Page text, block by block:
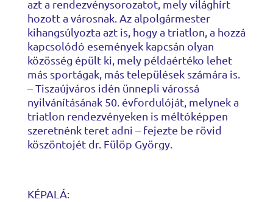
azt a rendezvénysorozatot, mely világhírt
hozott a városnak. Az alpolgármester
kihangsúlyozta azt is, hogy a triatlon, a hozzá
kapcsolódó események kapcsán olyan
közösség épült ki, mely példaértéko lehet
más sportágak, más települések számára is.
– Tiszaújváros idén ünnepli várossá
nyilvánításának 50. évfordulóját, melynek a
triatlon rendezvényeken is méltóképpen
szeretnénk teret adni – fejezte be rövid
köszöntojét dr. Fülöp György.
KÉPALÁ: